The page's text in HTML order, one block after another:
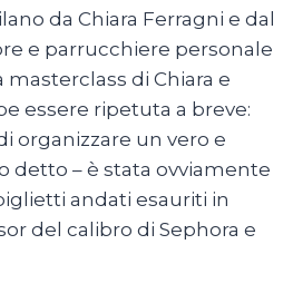
da Chiara Ferragni e dal
e parrucchiere personale
masterclass di Chiara e
essere ripetuta a breve:
organizzare un vero e
detto – è stata ovviamente
andati esauriti in
del calibro di Sephora e